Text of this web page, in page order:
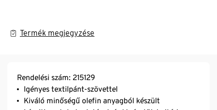
Termék megjegyzése
Rendelési szám: 215129
Igényes textilpánt-szövettel
Kiváló minőségű olefin anyagból készült